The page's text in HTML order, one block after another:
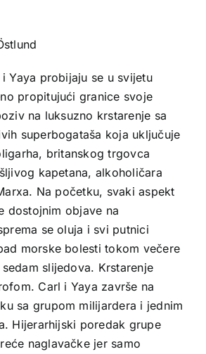
Yaya probijaju se u svijetu
propitujući granice svoje
na luksuzno krstarenje sa
superbogataša koja uključuje
britanskog trgovca
kapetana, alkoholičara
Na početku, svaki aspekt
dostojnim objave na
se oluja i svi putnici
morske bolesti tokom večere
slijedova. Krstarenje
Carl i Yaya završe na
sa grupom milijardera i jednim
Hijerarhijski poredak grupe
naglavačke jer samo